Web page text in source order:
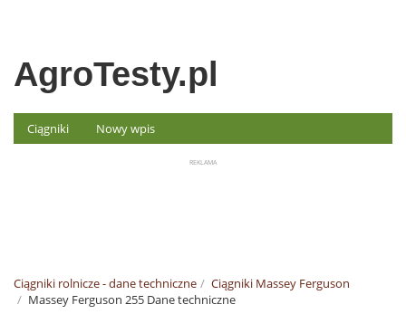
AgroTesty.pl
Ciągniki Nowy wpis
Ciągniki rolnicze - dane techniczne
Ciągniki Massey Ferguson
Massey Ferguson 255 Dane techniczne